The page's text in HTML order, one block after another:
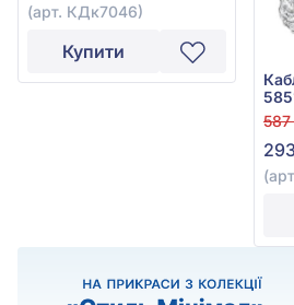
(арт. КДк7046)
Купити
587